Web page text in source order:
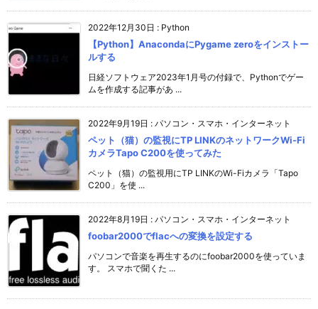
2022年12月30日 : Python
【Python】AnacondaにPygame zeroをインストー
ルする
日経ソフトウェア2023年1月号の付録で、Pythonでゲー
ムを作成する記事があ ...
2022年9月19日 : パソコン・スマホ・インターネット
ペット（猫）の監視にTP LINKのネットワークWi-Fi
カメラTapo C200を使ってみた
ペット（猫）の監視用にTP LINKのWi-Fiカメラ「Tapo
C200」を使 ...
2022年8月19日 : パソコン・スマホ・インターネット
foobar2000でflacへの変換を設定する
パソコンで音楽を再生するのにfoobar2000を使っていま
す。 スマホで聞くた ...